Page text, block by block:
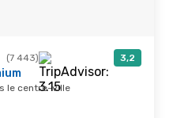
(7 443) 3,2
le centre-ville